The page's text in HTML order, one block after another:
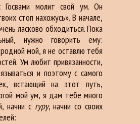
Госвами молит свой ум. Он
стоп нахожусь». В начале,
ласково обходиться. Пока
нужно говорить ему:
мой, я не оставлю тебя
Ум любит привязанности,
и поэтому с самого
встающий на этот путь,
мой ум, я дам тебе много
начни с гуру, начни со своих